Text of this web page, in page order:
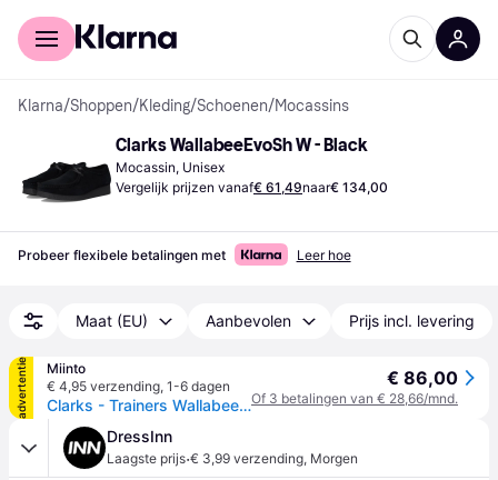
Voor shoppers
Klarna/Shoppen/Kleding/Schoenen/Mocassins
Clarks WallabeeEvoSh W - Black
Mocassin, Unisex
Vergelijk prijzen vanaf€ 61,49naar€ 134,00
Probeer flexibele betalingen met Leer hoe
Maat (EU) Aanbevolen Prijs incl. levering
advertentie
Miinto
€ 4,95 verzending, 1-6 dagen
Clarks - Trainers Wallabeeevosh Leisure - Dames - Schoenen - Zwart - Maat: 37 EU Leer
€ 86,00
Of 3 betalingen van € 28,66/mnd.
DressInn
Laagste prijs·€ 3,99 verzending, Morgen